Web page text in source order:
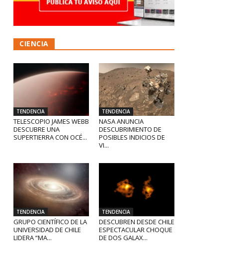
CIENCIA
TENDENCIA
TELESCOPIO JAMES WEBB
DESCUBRE UNA
SUPERTIERRA CON OCÉ...
TENDENCIA
NASA ANUNCIA
DESCUBRIMIENTO DE
POSIBLES INDICIOS DE
VI...
TENDENCIA
GRUPO CIENTÍFICO DE LA
UNIVERSIDAD DE CHILE
LIDERA “MA...
TENDENCIA
DESCUBREN DESDE CHILE
ESPECTACULAR CHOQUE
DE DOS GALAX...